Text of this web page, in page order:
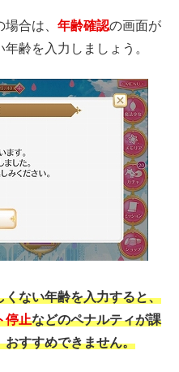
合は、 年齢確認の画面が
齢を入力しましょう。
ない年齢を入力すると、
停止などのペナルティが課
おすすめできません。